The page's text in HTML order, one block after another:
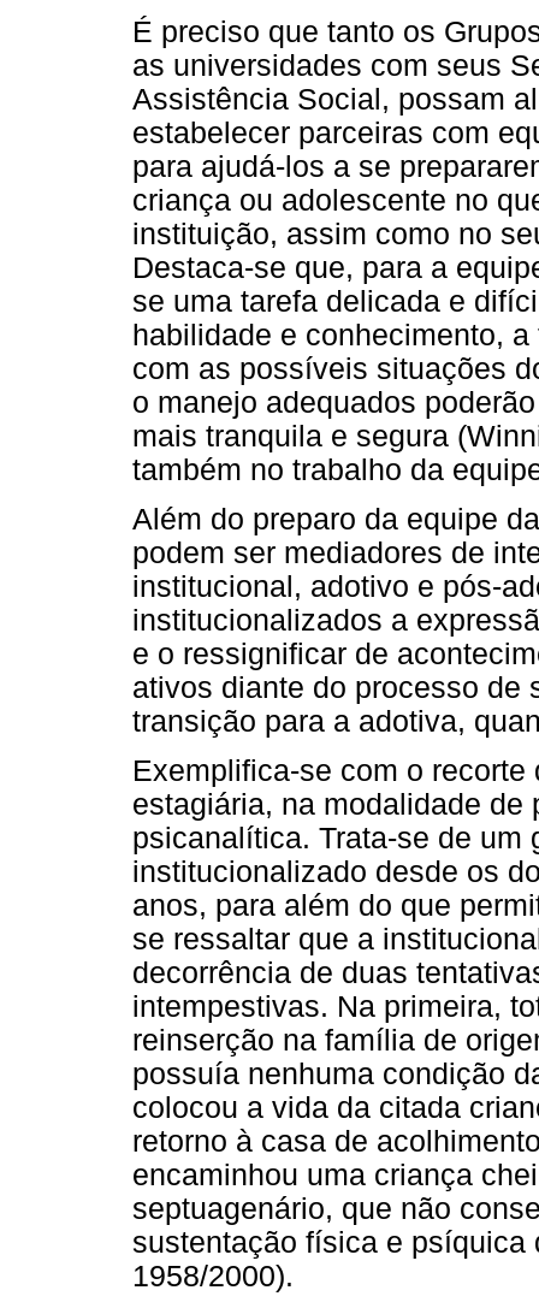
É preciso que tanto os
as universidades com seus
Assistência Social, possam
estabelecer parceiras com
para ajudá-los a se
criança ou adolescente no
instituição, assim como no
Destaca-se que, para a
se uma tarefa delicada e
habilidade e conhecimento,
com as possíveis situações
o manejo adequados
mais tranquila e segura
também no trabalho da
Além do preparo da equipe
podem ser mediadores de
institucional, adotivo e pós-
institucionalizados a
e o ressignificar de
ativos diante do processo de
transição para a adotiva,
Exemplifica-se com o
estagiária, na modalidade de
psicanalítica. Trata-se de um
institucionalizado desde os
anos, para além do que
se ressaltar que a
decorrência de duas
intempestivas. Na primeira,
reinserção na família de
possuía nenhuma condição
colocou a vida da citada
retorno à casa de
encaminhou uma criança
septuagenário, que não
sustentação física e
1958/2000).